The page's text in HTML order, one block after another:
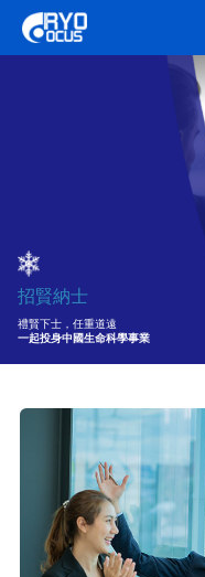
招賢納士
禮賢下士，任重道遠
一起投身中國生命科學事業